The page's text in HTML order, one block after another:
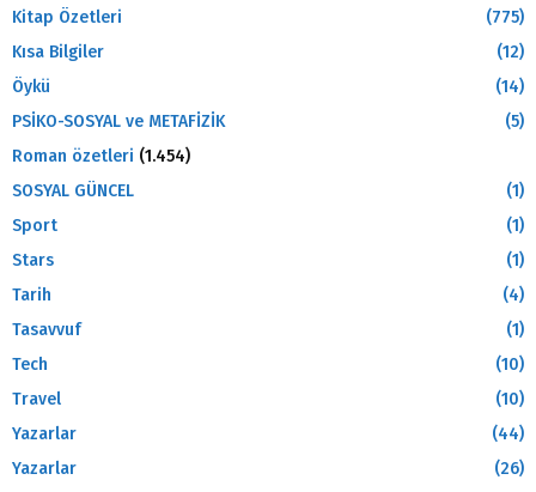
Kitap Özetleri
(775)
Kısa Bilgiler
(12)
Öykü
(14)
PSİKO-SOSYAL ve METAFİZİK
(5)
Roman özetleri (1.454)
SOSYAL GÜNCEL
(1)
Sport
(1)
Stars
(1)
Tarih
(4)
Tasavvuf
(1)
Tech
(10)
Travel
(10)
Yazarlar
(44)
Yazarlar
(26)